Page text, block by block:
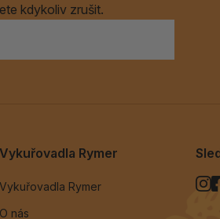
kdykoliv zrušit.
Vykuřovadla Rymer
Vykuřovadla Rymer
O nás